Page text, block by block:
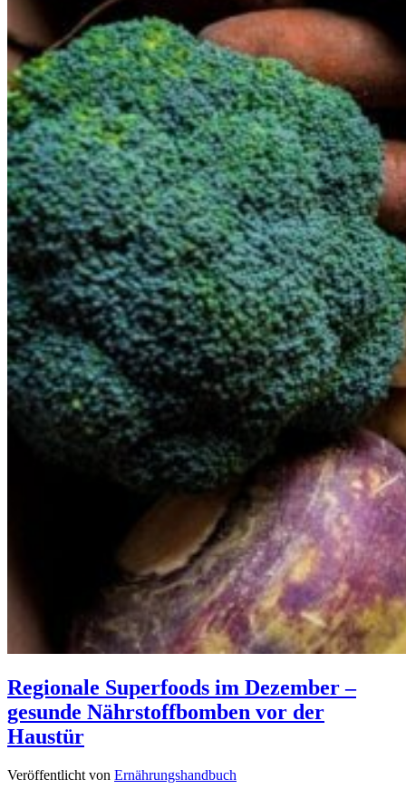
Regionale Superfoods im Dezember –
gesunde Nährstoffbomben vor der
Haustür
Veröffentlicht von Ernährungshandbuch